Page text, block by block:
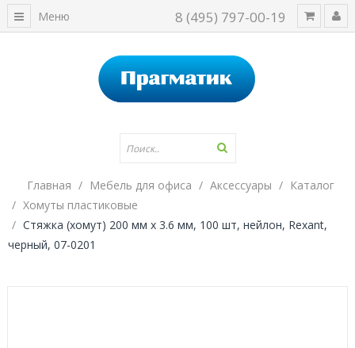
8 (495) 797-00-19
Меню
Главная Мебель для офиса Аксессуары
Каталог
Хомуты пластиковые
Стяжка (хомут) 200 мм х 3.6 мм, 100 шт, нейлон, Rexant,
черный, 07-0201